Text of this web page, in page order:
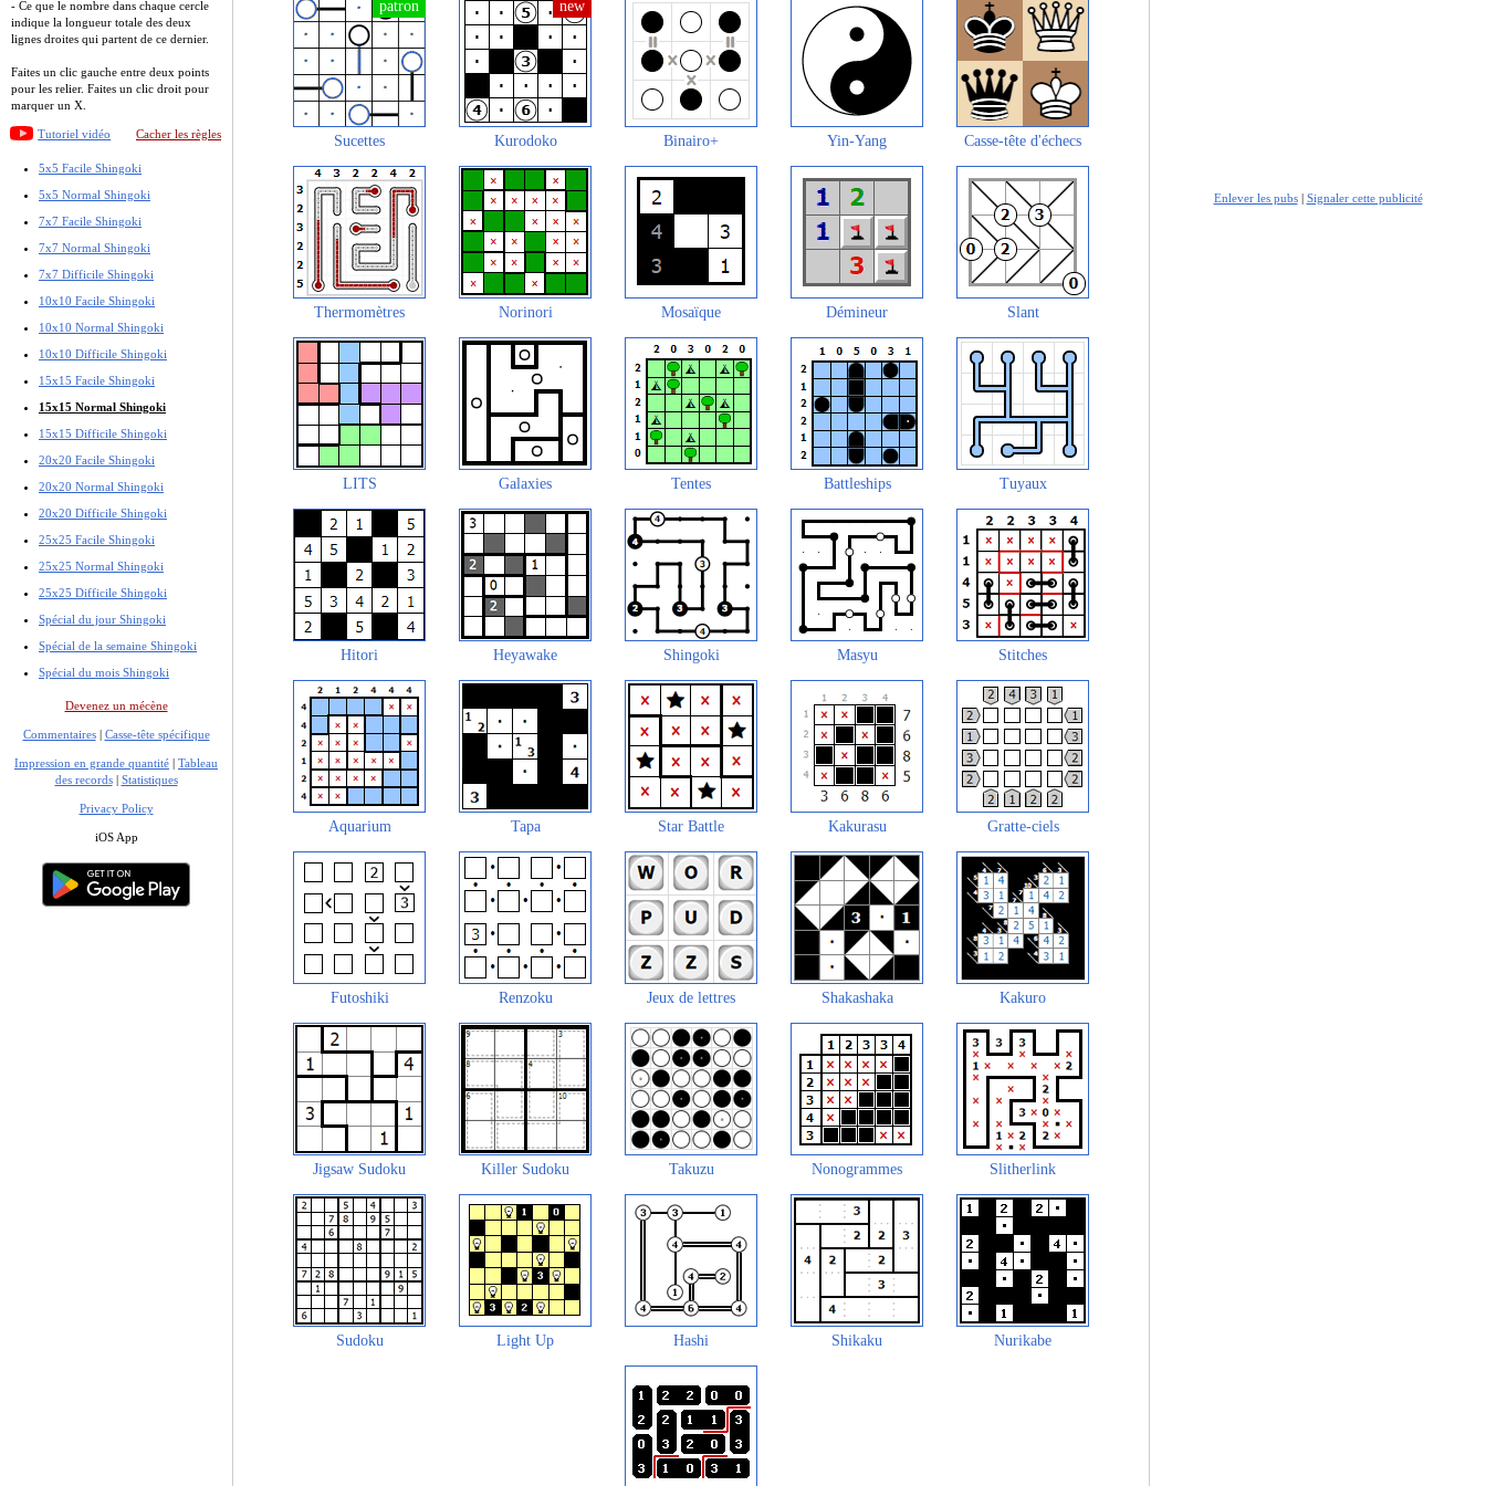
- Ce que le nombre dans chaque cercle
indique la longueur totale des deux
lignes droites qui partent de ce dernier.
Faites un clic gauche entre deux points
pour les relier. Faites un clic droit pour
marquer un X.
Tutoriel vidéo Cacher les règles
5x5 Facile Shingoki
5x5 Normal Shingoki
7x7 Facile Shingoki
7x7 Normal Shingoki
7x7 Difficile Shingoki
10x10 Facile Shingoki
10x10 Normal Shingoki
10x10 Difficile Shingoki
15x15 Facile Shingoki
15x15 Normal Shingoki
15x15 Difficile Shingoki
20x20 Facile Shingoki
20x20 Normal Shingoki
20x20 Difficile Shingoki
25x25 Facile Shingoki
25x25 Normal Shingoki
25x25 Difficile Shingoki
Spécial du jour Shingoki
Spécial de la semaine Shingoki
Spécial du mois Shingoki
Devenez un mécène
Commentaires| Casse-tête spécifique
Impression en grande quantité | Tableau
des records| Statistiques
Privacy Policy
iOS App
Sucettes Kurodoko Binairo+ Yin-Yang Casse-tête d'échecs
Thermomètres Norinori Mosaïque Démineur Slant
LITS Galaxies Tentes Battleships Tuyaux
Hitori Heyawake Shingoki Masyu Stitches
Aquarium Tapa Star Battle Kakurasu Gratte-ciels
Futoshiki Renzoku Jeux de lettres Shakashaka Kakuro
Jigsaw Sudoku Killer Sudoku Takuzu Nonogrammes Slitherlink
Sudoku Light Up Hashi Shikaku Nurikabe
Enlever les pubs| Signaler cette publicité